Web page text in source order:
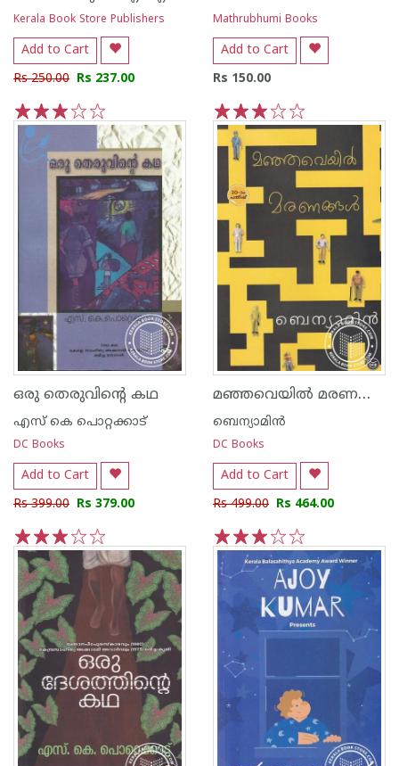
Kerala Book Store Publishers
Add to Cart
Rs 250.00 Rs 237.00
5
4
3
2
1
Mathrubhumi Books
Add to Cart
Rs 150.00
5
4
3
2
1
ഒരു തെരുവിന്റെ കഥ
എസ്‌ കെ പൊറ്റക്കാട്‌
DC Books
Add to Cart
Rs 399.00 Rs 379.00
5
4
3
2
1
മഞ്ഞവെയില്‍ മരണങ്ങള്‍
ബെന്യാമിന്‍
DC Books
Add to Cart
Rs 499.00 Rs 464.00
5
4
3
2
1